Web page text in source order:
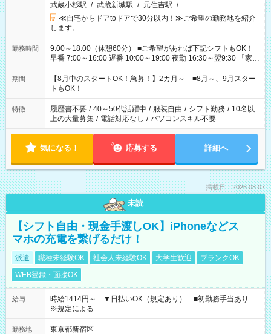
武蔵小杉駅 / 武蔵新城駅 / 元住吉駅 / …
≪自宅からドアtoドアで30分以内！≫ご希望の勤務地を紹介
します。
勤務時間
9:00～18:00（休憩60分） ■ご希望があれば下記シフトもOK！
早番 7:00～16:00 遅番 10:00～19:00 夜勤 16:30～翌9:30 「家族
と休みを合わせたい」 「余裕を持って夕飯の準備がしたい」
「できれば残業はしたくない」 など、ご希望を教えてください
ね。 ※Wワーク希望の方へ 今ご覧のお仕事で希望する勤務時間
と、もう1つのお仕事の勤務時間。 合計で週40時間を超える場
合は応募できません。
期間
【8月中のスタートOK！急募！】2カ月～ ■8月～、9月スター
トもOK！
特徴 履歴書不要 / 40～50代活躍中 / 服装自由 / シフト勤務 / 10名以
上の大量募集 / 電話対応なし / パソコンスキル不要
気になる！ 応募する 詳細へ
掲載日：2026.08.07
未読
【シフト自由・現金手渡しOK】iPhoneなどス
マホの充電を繋げるだけ！
派遣 職種未経験OK 社会人未経験OK 大学生歓迎
ブランクOK
WEB登録・面接OK
給与
時給1414円～ ▼日払いOK（規定あり） ■初勤務手当あり
※規定による
勤務地
東京都新宿区